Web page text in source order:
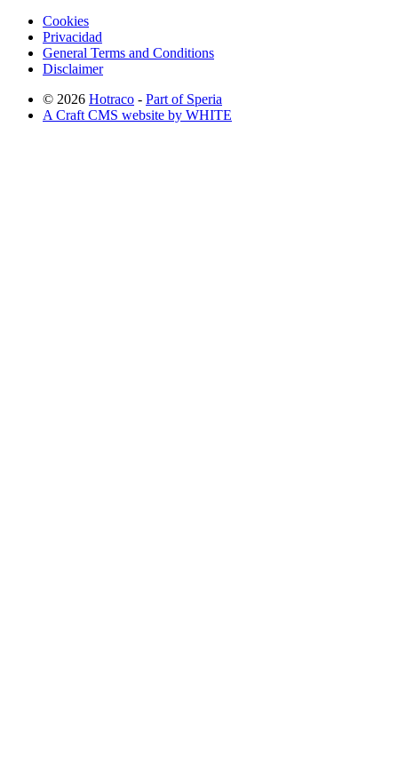
Cookies
Privacidad
General Terms and Conditions
Disclaimer
© 2026 Hotraco - Part of Speria
A Craft CMS website by WHITE